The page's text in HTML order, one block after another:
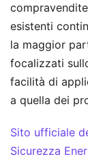
esistenti
la maggior
focalizzati
facilità di
a quella dei
Sito ufficiale
Sicurezza